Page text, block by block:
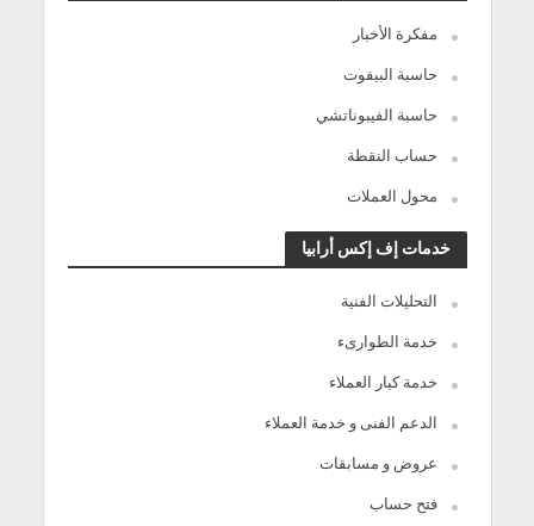
مفكرة الأخبار
حاسبة البيفوت
حاسبة الفيبوناتشي
حساب النقطة
محول العملات
خدمات إف إكس أرابيا
التحليلات الفنية
خدمة الطوارىء
خدمة كبار العملاء
الدعم الفنى و خدمة العملاء
عروض و مسابقات
فتح حساب